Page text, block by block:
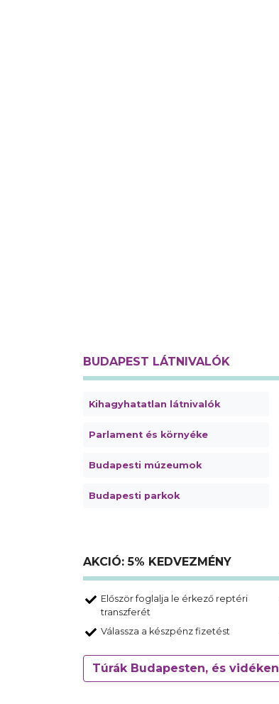
BUDAPEST LÁTNIVALÓK
Kihagyhatatlan látnivalók
Parlament és környéke
Budapesti múzeumok
Budapesti parkok
AKCIÓ: 5% KEDVEZMÉNY
Először foglalja le érkező reptéri
transzferét
Válassza a készpénz fizetést
Túrák Budapesten, és vidéken